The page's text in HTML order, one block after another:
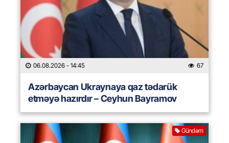
06.08.2026 - 14:45 67
Azərbaycan Ukraynaya qaz tədarük
etməyə hazırdır – Ceyhun Bayramov
Gündəm